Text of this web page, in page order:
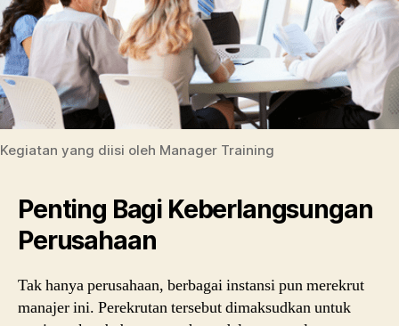
Kegiatan yang diisi oleh Manager Training
Penting Bagi Keberlangsungan
Perusahaan
Tak hanya perusahaan, berbagai instansi pun merekrut
manajer ini. Perekrutan tersebut dimaksudkan untuk